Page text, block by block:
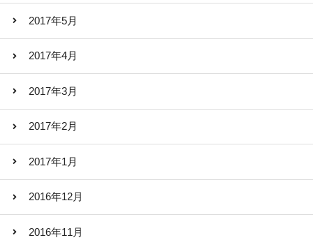
2017年5月
2017年4月
2017年3月
2017年2月
2017年1月
2016年12月
2016年11月